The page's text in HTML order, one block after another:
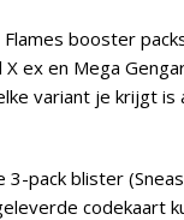
booster
ex en Mega
variant je krijgt
3-pack blister
codekaart